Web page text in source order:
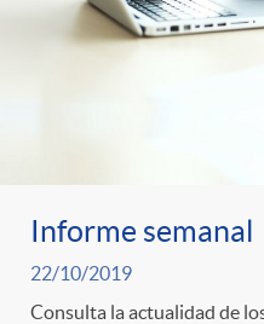
Informe semanal
22/10/2019
Consulta la actualidad de